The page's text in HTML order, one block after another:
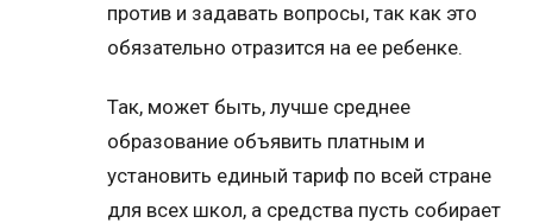
против и задавать вопросы, так как это
обязательно отразится на ее ребенке.
Так, может быть, лучше среднее
образование объявить платным и
установить единый тариф по всей стране
для всех школ, а средства пусть собирает